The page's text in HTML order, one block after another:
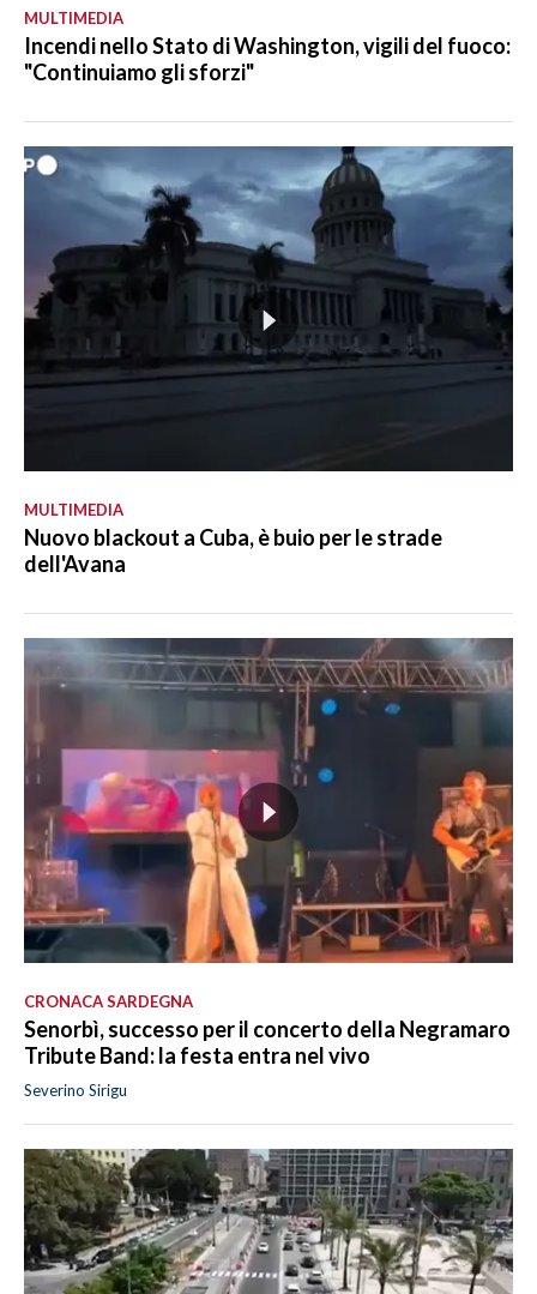
MULTIMEDIA
Incendi nello Stato di Washington, vigili del fuoco:
"Continuiamo gli sforzi"
MULTIMEDIA
Nuovo blackout a Cuba, è buio per le strade
dell'Avana
CRONACA SARDEGNA
Senorbì, successo per il concerto della Negramaro
Tribute Band: la festa entra nel vivo
Severino Sirigu